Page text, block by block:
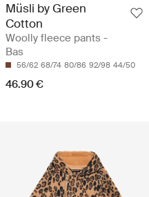
Müsli by Green
Cotton
Woolly fleece pants -
Bas
56/62 68/74 80/86 92/98 44/50
46.90 €